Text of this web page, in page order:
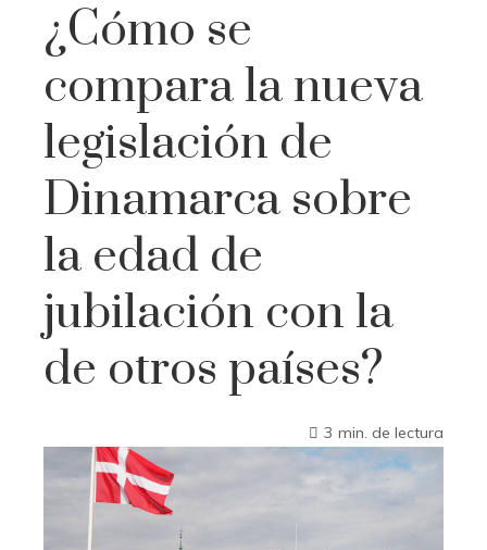
¿Cómo se
compara la nueva
legislación de
Dinamarca sobre
la edad de
jubilación con la
de otros países?
3 min. de lectura